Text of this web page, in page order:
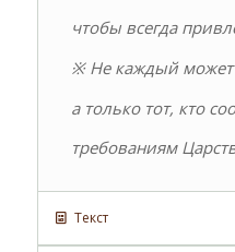
чтобы всегда
※ Не каждый может
а только тот, кто
требованиям
Текст